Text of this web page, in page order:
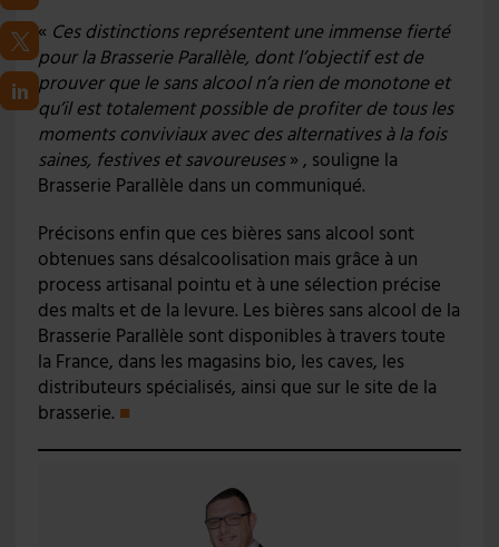
« Ces distinctions représentent une immense fierté
pour la Brasserie Parallèle, dont l’objectif est de
prouver que le sans alcool n’a rien de monotone et
qu’il est totalement possible de profiter de tous les
moments conviviaux avec des alternatives à la fois
saines, festives et savoureuses» , souligne la
Brasserie Parallèle dans un communiqué.
Précisons enfin que ces bières sans alcool sont
obtenues sans désalcoolisation mais grâce à un
process artisanal pointu et à une sélection précise
des malts et de la levure. Les bières sans alcool de la
Brasserie Parallèle sont disponibles à travers toute
la France, dans les magasins bio, les caves, les
distributeurs spécialisés, ainsi que sur le site de la
brasserie. ■